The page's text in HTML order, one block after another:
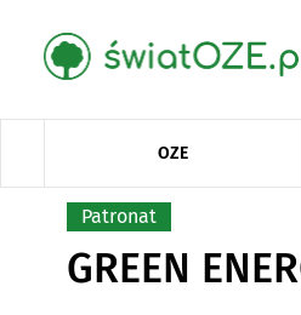
OZE
Patronat
GREEN